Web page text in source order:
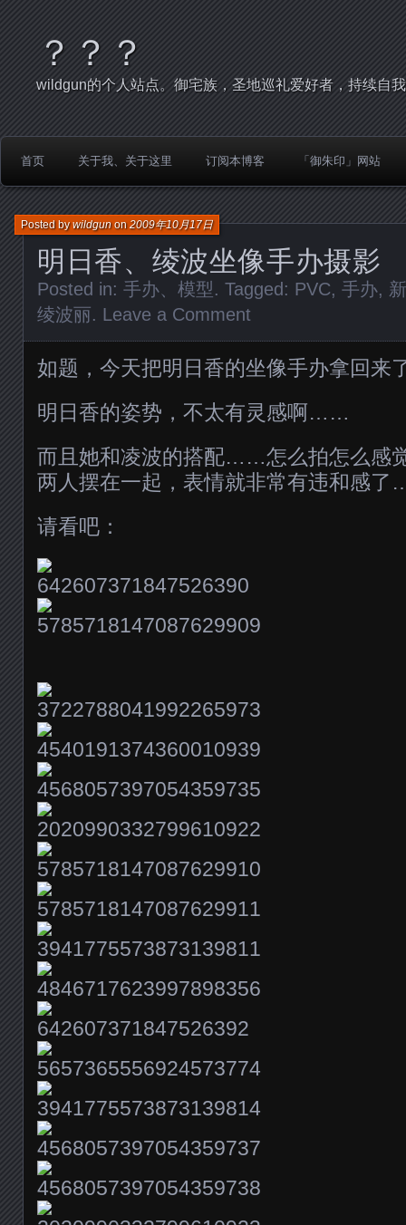
？？？
wildgun的个人站点。御宅族，圣地巡礼爱好者，持续自
首页 关于我、关于这里 订阅本博客 「御朱印」网站
明日香、绫波坐像手办摄影
Posted bywildgunon2009年10月17日
Posted in: 手办、模型. Tagged: PVC, 手办,
绫波丽. Leave a Comment
如题，今天把明日香的坐像手办拿回来
明日香的姿势，不太有灵感啊……
而且她和凌波的搭配……怎么拍怎么感
两人摆在一起，表情就非常有违和感
请看吧：